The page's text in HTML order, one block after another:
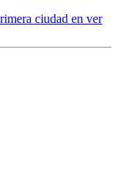
ciudad en ver